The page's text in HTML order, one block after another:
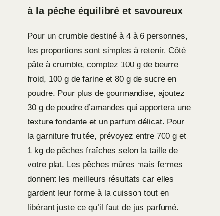
à la pêche équilibré et savoureux
Pour un crumble destiné à 4 à 6 personnes,
les proportions sont simples à retenir. Côté
pâte à crumble, comptez 100 g de beurre
froid, 100 g de farine et 80 g de sucre en
poudre. Pour plus de gourmandise, ajoutez
30 g de poudre d’amandes qui apportera une
texture fondante et un parfum délicat. Pour
la garniture fruitée, prévoyez entre 700 g et
1 kg de pêches fraîches selon la taille de
votre plat. Les pêches mûres mais fermes
donnent les meilleurs résultats car elles
gardent leur forme à la cuisson tout en
libérant juste ce qu’il faut de jus parfumé.